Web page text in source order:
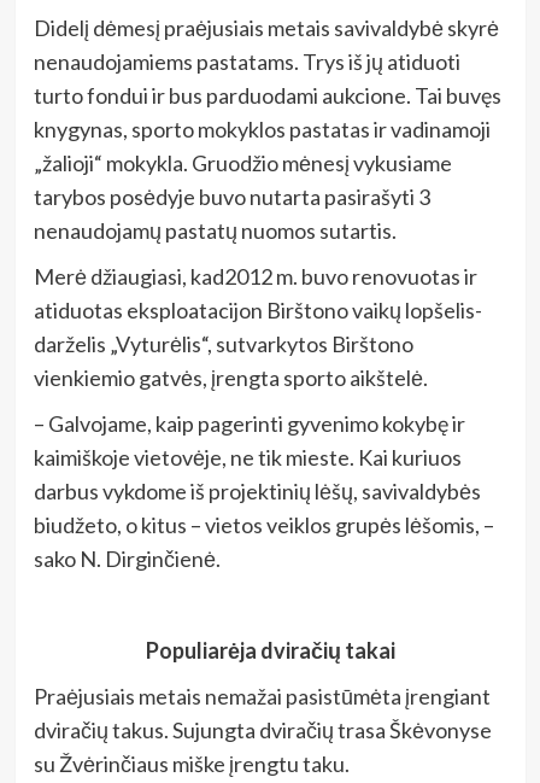
Didelį dėmesį praėjusiais metais savivaldybė skyrė
nenaudojamiems pastatams. Trys iš jų atiduoti
turto fondui ir bus parduodami aukcione. Tai buvęs
knygynas, sporto mokyklos pastatas ir vadinamoji
„žalioji“ mokykla. Gruodžio mėnesį vykusiame
tarybos posėdyje buvo nutarta pasirašyti 3
nenaudojamų pastatų nuomos sutartis.
Merė džiaugiasi, kad2012 m. buvo renovuotas ir
atiduotas eksploatacijon Birštono vaikų lopšelis-
darželis „Vyturėlis“, sutvarkytos Birštono
vienkiemio gatvės, įrengta sporto aikštelė.
– Galvojame, kaip pagerinti gyvenimo kokybę ir
kaimiškoje vietovėje, ne tik mieste. Kai kuriuos
darbus vykdome iš projektinių lėšų, savivaldybės
biudžeto, o kitus – vietos veiklos grupės lėšomis, –
sako N. Dirginčienė.
Populiarėja dviračių takai
Praėjusiais metais nemažai pasistūmėta įrengiant
dviračių takus. Sujungta dviračių trasa Škėvonyse
su Žvėrinčiaus miške įrengtu taku.